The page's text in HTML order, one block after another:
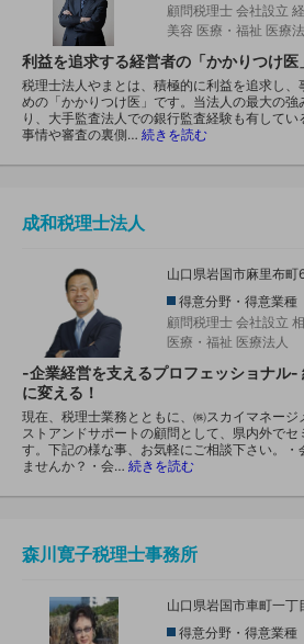
顧問税理士 会社設立
美容 医療・福祉 医療
利益を追求する経営者の「かかりつけ医
税理士法人やまとは、積極的に利益を追求し
めの「かかりつけ医」です。当法人の最大の強
り、大手監査法人での銀行監査経験も有して
事情や審査の裏側… 続きを読む
成和税理士法人
山口県岩国市麻里布
得意分野・得意業種
顧問税理士 会社設立
医療・福祉 医療法人
-企業経営を支えるプロフェッショナル-
に変える！
現在、税理士業務とともに、㈱スカイマネージ
ストアンドサポートの顧問として、県内外でセ
す。下記の様な事、お気軽にご相談下さい。
ませんか？・会… 続きを読む
森川寛子税理士事務所
山口県岩国市車町一丁
得意分野・得意業種